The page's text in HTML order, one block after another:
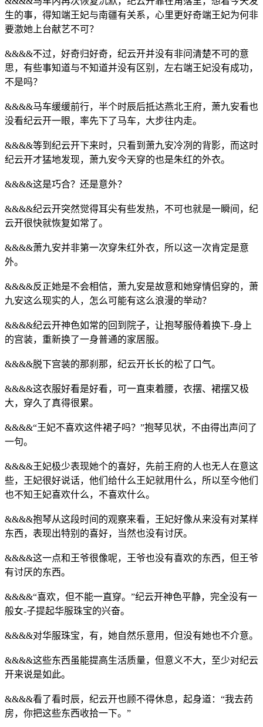
生的事，得知端王妃与南疆有关系，心里更好奇端王妃为何非
要激她上台献艺不可？
&&&&不过，好奇归好奇，纪云开并没有非问清楚不可的意
思，有些事知道与不知道并没有区别，左右端王妃没有成功，
不是吗？
&&&&马车缓缓前行，半个时辰后抵达燕北王府，萧九安看也
没看纪云开一眼，率先下了马车，大步往内走。
&&&&等到纪云开下来时，只看到萧九安冷冽的背影，而这时
纪云开才猛地发现，萧九安今天穿的也是朱红的外衣。
&&&&这是巧合？还是意外？
&&&&纪云开突然觉得耳尖有些发热，不可也就是一瞬间，纪
云开很快就恢复如常了。
&&&&萧九安并非第一次穿朱红外衣，所以这一次肯定是意
外。
&&&&反正她是不会相信，萧九安是故意和她穿情侣穿的，萧
九安这么现实的人，怎么可能有这么浪漫的举动？
&&&&纪云开神色如常的回到院子，让抱琴服侍着换下-身上
的宫装，重新换了一身普通的家居服。
&&&&脱下宫装的那刹那，纪云开长长的松了口气。
&&&&这衣服好看是好看，可一直束着腰，衣摆、裙摆又极
大，穿久了真得很累。
&&&&“王妃不喜欢这件裙子吗？”抱琴见状，不由得出声问了
一句。
&&&&王妃极少表现她个的喜好，先前王府的人也无人在意这
些，王妃很好说话，他们给什么王妃就用什么，所以至今他们
也不知王妃喜欢什么，不喜欢什么。
&&&&抱琴从这段时间的观察来看，王妃好像从来没有对某样
东西，表现出特别的喜好，当然也没有讨厌。
&&&&这一点和王爷很像呢，王爷也没有喜欢的东西，但王爷
有讨厌的东西。
&&&&“喜欢，但不能一直穿。”纪云开神色平静，完全没有一
般女-子提起华服珠宝的兴奋。
&&&&对华服珠宝，有，她自然乐意用，但没有她也不介意。
&&&&这些东西虽能提高生活质量，但意义不大，至少对纪云
开来说是如此。
&&&&看了看时辰，纪云开也顾不得休息，起身道：“我去药
房，你把这些东西收拾一下。”